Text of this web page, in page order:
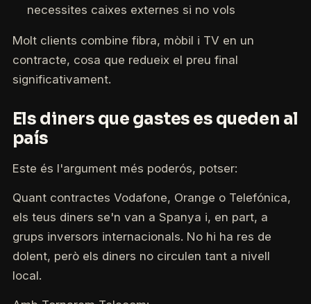
necessites caixes externes si no vols
Molt clients combine fibra, mòbil i TV en un
contracte, cosa que redueix el preu final
significativament.
Els diners que gastes es queden al
país
Este és l'argument més poderós, potser:
Quant contractes Vodafone, Orange o Telefónica,
els teus diners se'n van a Spanya i, en part, a
grups inversors internacionals. No hi ha res de
dolent, però els diners no circulen tant a nivell
local.